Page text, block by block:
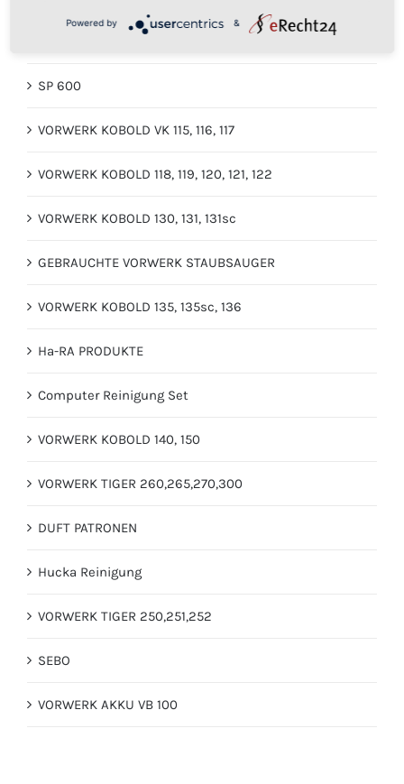
SP 600
VORWERK KOBOLD VK 115, 116, 117
VORWERK KOBOLD 118, 119, 120, 121, 122
VORWERK KOBOLD 130, 131, 131sc
GEBRAUCHTE VORWERK STAUBSAUGER
VORWERK KOBOLD 135, 135sc, 136
Ha-RA PRODUKTE
Computer Reinigung Set
VORWERK KOBOLD 140, 150
VORWERK TIGER 260,265,270,300
DUFT PATRONEN
Hucka Reinigung
VORWERK TIGER 250,251,252
SEBO
VORWERK AKKU VB 100
Powered by &